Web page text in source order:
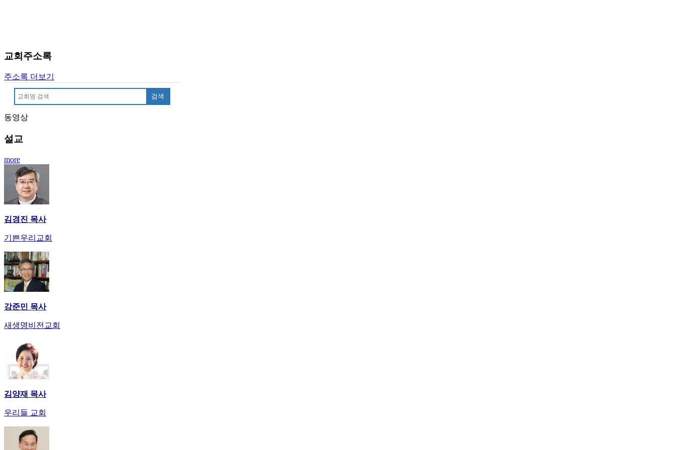
절
리
스
규
제
트
료
만
남
어
플
시
알
스
기
기
부
진
비
교회주소록
주소록 더보기
검색
동영상
설교
more
김경진 목사
기쁜우리교회
강준민 목사
새생명비전교회
김양재 목사
우리들 교회